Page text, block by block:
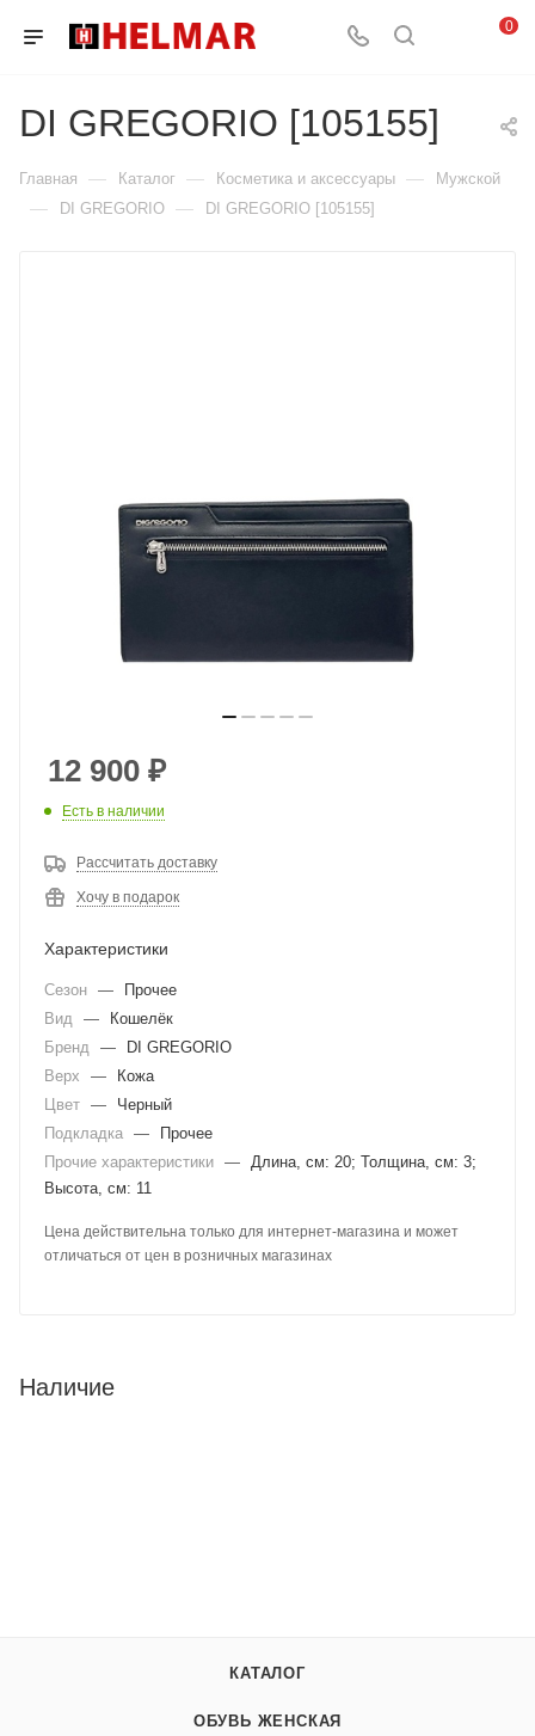
0
DI GREGORIO [105155]
Главная — Каталог — Косметика и аксессуары — Мужской
— DI GREGORIO — DI GREGORIO [105155]
12 900 ₽
Есть в наличии
Рассчитать доставку
Хочу в подарок
Характеристики
Сезон —
Прочее
Вид
—
Кошелёк
Бренд
—
DI GREGORIO
Верх
—
Кожа
Цвет —
Черный
Подкладка —
Прочее
Прочие характеристики —
Длина, см: 20; Толщина, см: 3;
Высота, см: 11
Цена действительна только для интернет-магазина и может
отличаться от цен в розничных магазинах
Наличие
КАТАЛОГ
ОБУВЬ ЖЕНСКАЯ